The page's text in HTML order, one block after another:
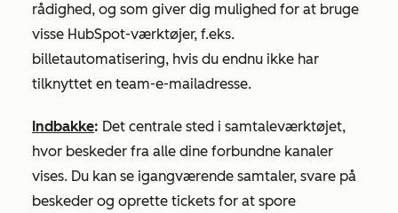
rådighed, og som giver dig mulighed for at bruge
visse HubSpot-værktøjer, f.eks.
billetautomatisering, hvis du endnu ikke har
tilknyttet en team-e-mailadresse.
Indbakke: Det centrale sted i samtaleværktøjet,
hvor beskeder fra alle dine forbundne kanaler
vises. Du kan se igangværende samtaler, svare på
beskeder og oprette tickets for at spore